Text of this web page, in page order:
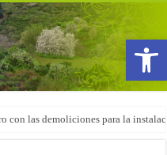
Abrir
con las demoliciones para la